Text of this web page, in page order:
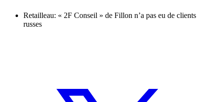
Retailleau: « 2F Conseil » de Fillon n’a pas eu de clients
russes